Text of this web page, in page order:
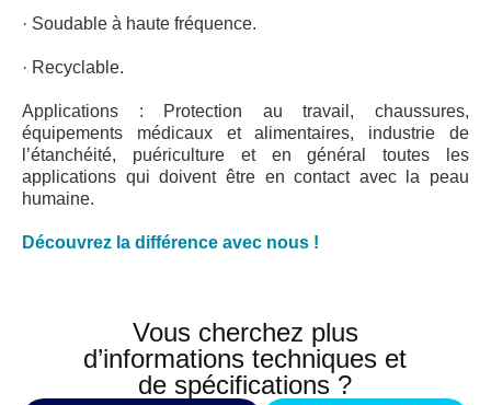
· Soudable à haute fréquence.
· Recyclable.
Applications : Protection au travail, chaussures,
équipements médicaux et alimentaires, industrie de
l’étanchéité, puériculture et en général toutes les
applications qui doivent être en contact avec la peau
humaine.
Découvrez la différence avec nous !
Vous cherchez plus
d’informations techniques et
de spécifications ?